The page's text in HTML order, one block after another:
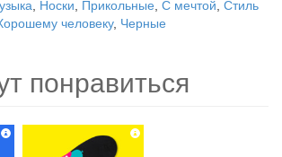
Носки Прикольные С мечтой Стиль
человеку, Черные
понравиться